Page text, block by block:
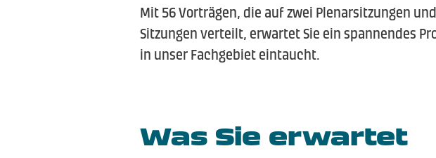
Mit 56 Vorträgen, die auf zwei Plenarsitzungen
Sitzungen verteilt, erwartet Sie ein spannendes
in unser Fachgebiet eintaucht.
Was Sie erwartet